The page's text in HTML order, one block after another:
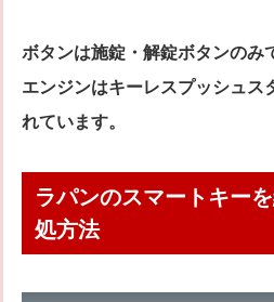
ボタンは施錠・解錠ボタンのみ
エンジンはキーレスプッシュス
れています。
ラパンのスマートキー
処方法